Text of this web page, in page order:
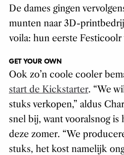
De dames gingen
munten naar 3D-
voila: hun eerste Festicoolr
GET YOUR OWN
Ook zo’n coole cooler
start de Kickstarter. “We
stuks verkopen,” aldus
snel bij, want vooralsnog is
deze zomer. “We
stuks, het kost namelijk